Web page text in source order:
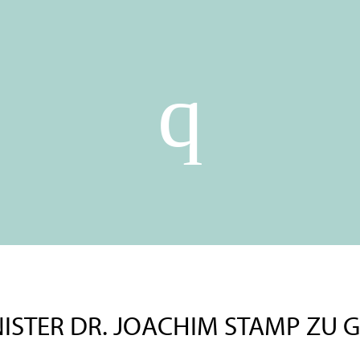
DR. JOACHIM STAMP ZU